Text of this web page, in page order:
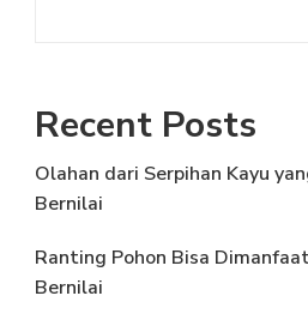
Recent Posts
Olahan dari Serpihan Kayu
Bernilai
Ranting Pohon Bisa
Bernilai